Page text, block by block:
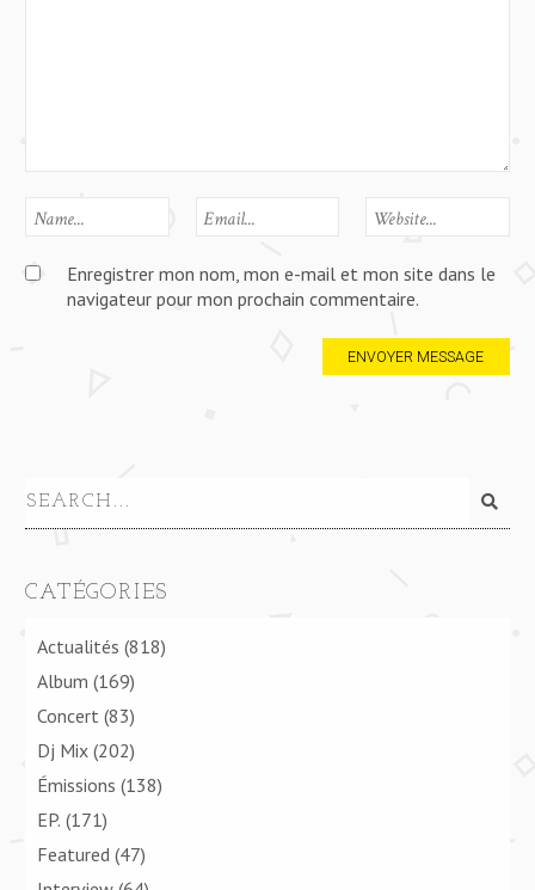
Enregistrer mon nom, mon e-mail et mon site dans le
navigateur pour mon prochain commentaire.
CATÉGORIES
Actualités (818)
Album (169)
Concert (83)
Dj Mix (202)
Émissions (138)
EP. (171)
Featured (47)